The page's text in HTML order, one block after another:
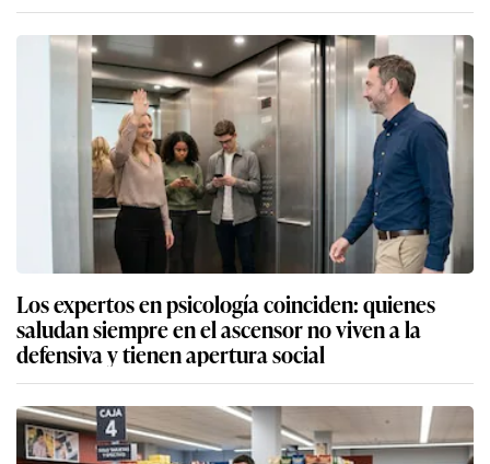
Los expertos en psicología coinciden: quienes
saludan siempre en el ascensor no viven a la
defensiva y tienen apertura social